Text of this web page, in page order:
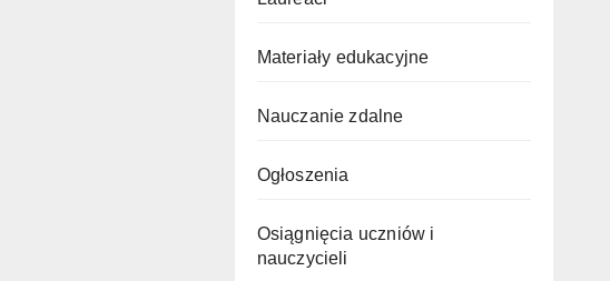
Materiały edukacyjne
Nauczanie zdalne
Ogłoszenia
Osiągnięcia uczniów i
nauczycieli